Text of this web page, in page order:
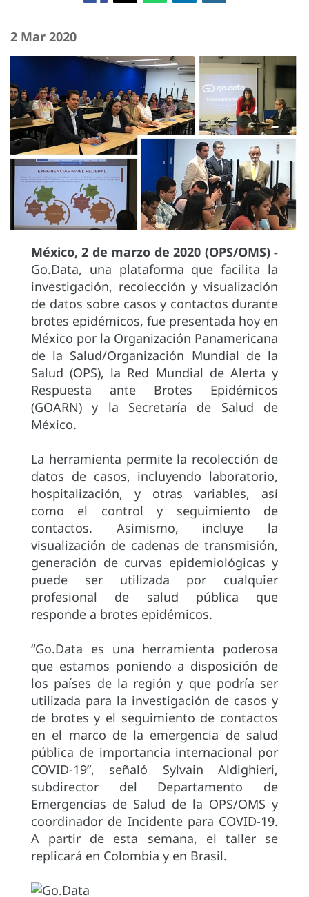
2 Mar 2020
México, 2 de marzo de 2020 (OPS/OMS) -
Go.Data, una plataforma que facilita la
investigación, recolección y visualización
de datos sobre casos y contactos durante
brotes epidémicos, fue presentada hoy en
México por la Organización Panamericana
de la Salud/Organización Mundial de la
Salud (OPS), la Red Mundial de Alerta y
Respuesta ante Brotes Epidémicos
(GOARN) y la Secretaría de Salud de
México.
La herramienta permite la recolección de
datos de casos, incluyendo laboratorio,
hospitalización, y otras variables, así
como el control y seguimiento de
contactos. Asimismo, incluye la
visualización de cadenas de transmisión,
generación de curvas epidemiológicas y
puede ser utilizada por cualquier
profesional de salud pública que
responde a brotes epidémicos.
“Go.Data es una herramienta poderosa
que estamos poniendo a disposición de
los países de la región y que podría ser
utilizada para la investigación de casos y
de brotes y el seguimiento de contactos
en el marco de la emergencia de salud
pública de importancia internacional por
COVID-19”, señaló Sylvain Aldighieri,
subdirector del Departamento de
Emergencias de Salud de la OPS/OMS y
coordinador de Incidente para COVID-19.
A partir de esta semana, el taller se
replicará en Colombia y en Brasil.